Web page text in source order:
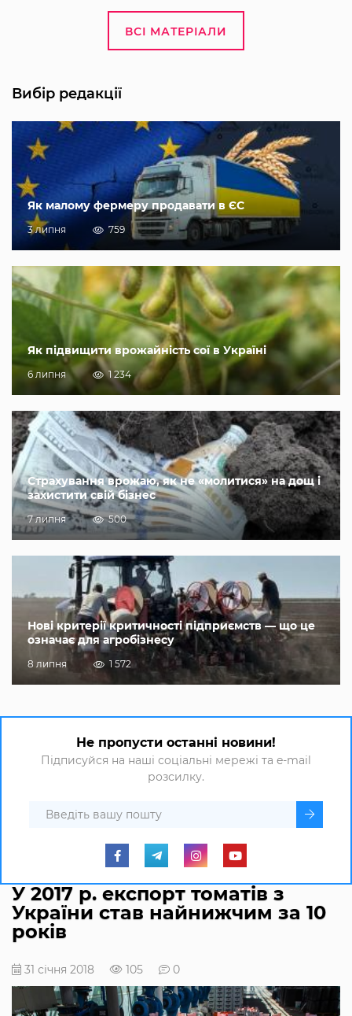
ВСІ МАТЕРІАЛИ
Вибір редакції
Як малому фермеру продавати в ЄС
3 липня 759
Як підвищити врожайність сої в Україні
6 липня 1 234
Страхування врожаю, як не «молитися» на дощ і
захистити свій бізнес
7 липня 500
Нові критерії критичності підприємств — що це
означає для агробізнесу
8 липня 1 572
Не пропусти останні новини!
Підписуйся на наші соціальні мережі та e-mail
розсилку.
У 2017 р. експорт томатів з
України став найнижчим за 10
років
31 січня 2018 105 0